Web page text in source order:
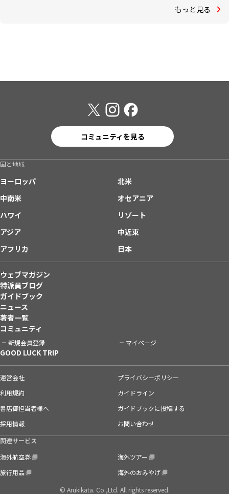
もっと見る
コミュニティを見る
国と地域
ヨーロッパ
北米
中南米
オセアニア
ハワイ
リゾート
アジア
中近東
アフリカ
日本
ウェブマガジン
特派員ブログ
ガイドブック
ニュース
著者一覧
コミュニティ
新規会員登録 マイページ
GOOD LUCK TRIP
運営会社
プライバシーポリシー
利用規約
ガイドライン
書店御担当者様へ
ガイドブックに投稿する
採用情報
お問い合わせ
関連サービス
海外航空券
海外ツアー
旅行用品
海外のおみやげ
© Arukikata. Co.,Ltd. All rights reserved.